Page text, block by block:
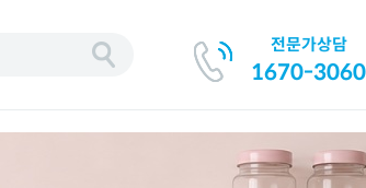
전문가상담
1670-3060